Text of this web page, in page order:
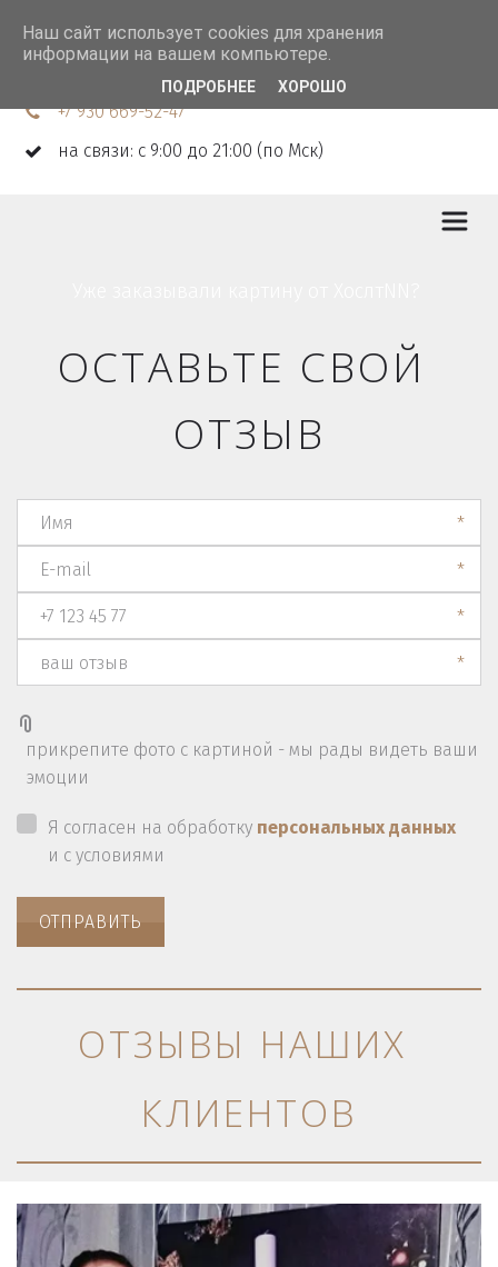
+7 930 669-52-47
на связи: с 9:00 до 21:00 (по Мск)
ОСТАВЬТЕ СВОЙ
ОТЗЫВ
*
*
*
*
прикрепите фото с картиной - мы рады видеть ваши
эмоции
Я согласен на обработку персональных данных
и с условиями
ОТПРАВИТЬ
ОТЗЫВЫ НАШИХ
КЛИЕНТОВ
Наш сайт использует cookies для хранения
информации на вашем компьютере.
ПОДРОБНЕЕ ХОРОШО